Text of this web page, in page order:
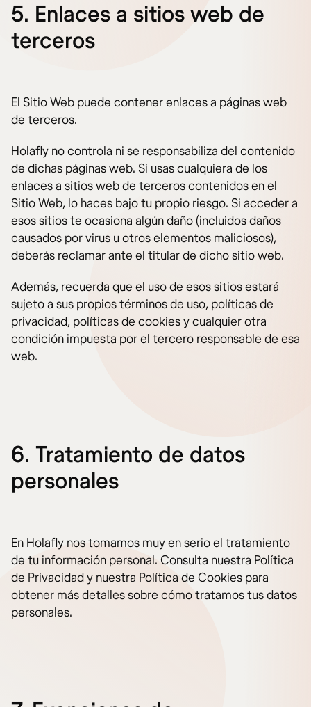
5. Enlaces a sitios web de
terceros
El Sitio Web puede contener enlaces a páginas web
de terceros.
Holafly no controla ni se responsabiliza del contenido
de dichas páginas web. Si usas cualquiera de los
enlaces a sitios web de terceros contenidos en el
Sitio Web, lo haces bajo tu propio riesgo. Si acceder a
esos sitios te ocasiona algún daño (incluidos daños
causados por virus u otros elementos maliciosos),
deberás reclamar ante el titular de dicho sitio web.
Además, recuerda que el uso de esos sitios estará
sujeto a sus propios términos de uso, políticas de
privacidad, políticas de cookies y cualquier otra
condición impuesta por el tercero responsable de esa
web.
6. Tratamiento de datos
personales
En Holafly nos tomamos muy en serio el tratamiento
de tu información personal. Consulta nuestra Política
de Privacidad y nuestra Política de Cookies para
obtener más detalles sobre cómo tratamos tus datos
personales.